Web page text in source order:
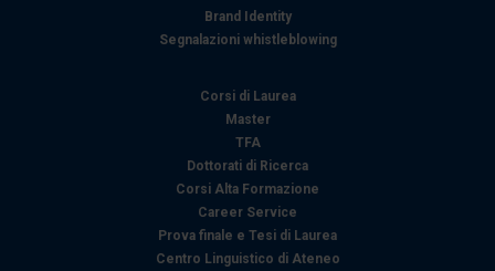
Brand Identity
Segnalazioni whistleblowing
Corsi di Laurea
Master
TFA
Dottorati di Ricerca
Corsi Alta Formazione
Career Service
Prova finale e Tesi di Laurea
Centro Linguistico di Ateneo